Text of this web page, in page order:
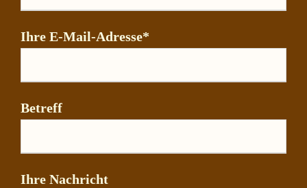
Ihre E-Mail-Adresse*
Betreff
Ihre Nachricht